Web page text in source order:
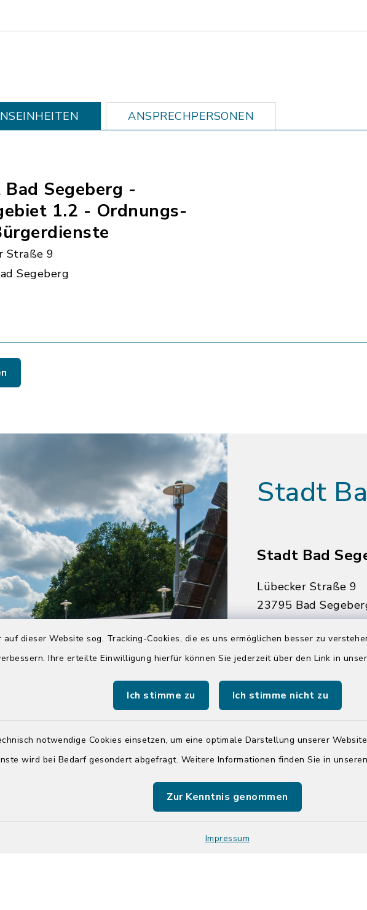
dieser Website sog. Tracking-Cookies, die es uns ermöglichen besser zu
Ihre erteilte Einwilligung hierfür können Sie jederzeit über den Link in
Ich stimme zu Ich stimme nicht zu
notwendige Cookies einsetzen, um eine optimale Darstellung unserer
wird bei Bedarf gesondert abgefragt. Weitere Informationen finden Sie in unseren
Zur Kenntnis genommen
Impressum
ANSPRECHPERSONEN
Segeberg -
1.2 - Ordnungs-
Straße 9
Segeberg
Stadt
Stadt Bad
Lübecker Straße 9
23795 Bad
04551 964-0
04551 964-111
youtube
Quicklinks
Kreis Segeberg
Tourist-Info der
Segeberg